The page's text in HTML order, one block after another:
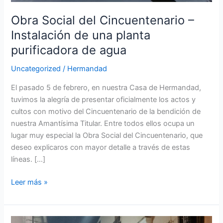
Obra Social del Cincuentenario –
Instalación de una planta
purificadora de agua
Uncategorized / Hermandad
El pasado 5 de febrero, en nuestra Casa de Hermandad,
tuvimos la alegría de presentar oficialmente los actos y
cultos con motivo del Cincuentenario de la bendición de
nuestra Amantísima Titular. Entre todos ellos ocupa un
lugar muy especial la Obra Social del Cincuentenario, que
deseo explicaros con mayor detalle a través de estas
líneas. […]
Leer más »